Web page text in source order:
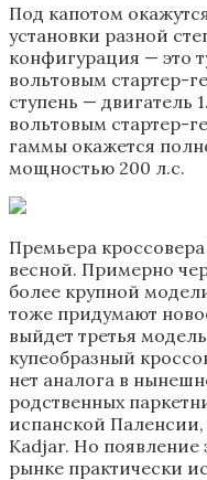
Под капотом
установки разной
конфигурация — это
вольтовым стартер-
ступень — двигатель
вольтовым стартер-
гаммы окажется
мощностью 200 л.с.
Премьера
весной. Примерно
более крупной
тоже придумают
выйдет третья
купеобразный
нет аналога в
родственных
испанской
Kadjar. Но
рынке практически